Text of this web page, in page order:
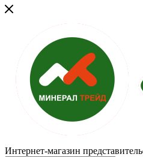
Интернет-магазин